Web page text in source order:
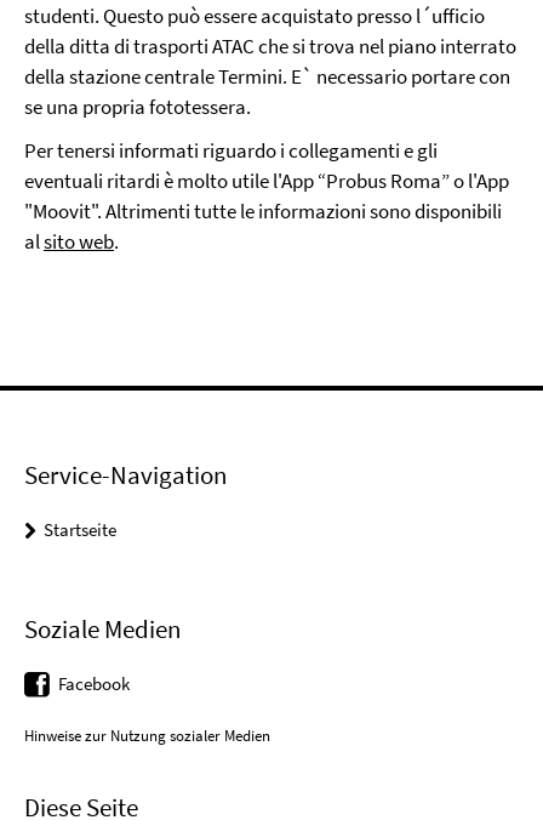
studenti. Questo può essere acquistato presso l´ufficio
della ditta di trasporti ATAC che si trova nel piano interrato
della stazione centrale Termini. E` necessario portare con
se una propria fototessera.
Per tenersi informati riguardo i collegamenti e gli
eventuali ritardi è molto utile l'App “Probus Roma” o l'App
"Moovit". Altrimenti tutte le informazioni sono disponibili
alsito web.
Service-Navigation
Startseite
Soziale Medien
Facebook
Hinweise zur Nutzung sozialer Medien
Diese Seite